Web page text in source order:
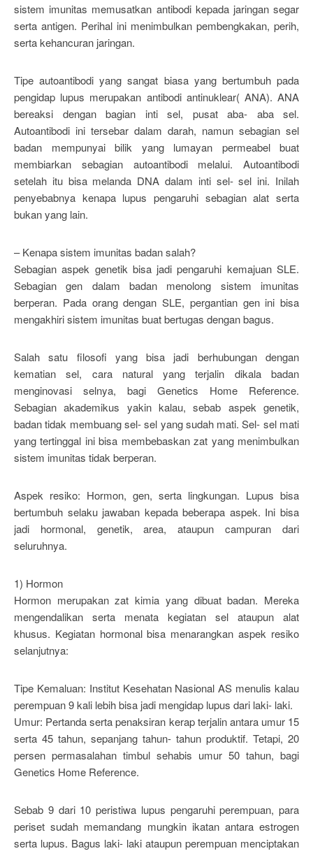
sistem imunitas memusatkan antibodi kepada jaringan segar
serta antigen. Perihal ini menimbulkan pembengkakan, perih,
serta kehancuran jaringan.
Tipe autoantibodi yang sangat biasa yang bertumbuh pada
pengidap lupus merupakan antibodi antinuklear( ANA). ANA
bereaksi dengan bagian inti sel, pusat aba- aba sel.
Autoantibodi ini tersebar dalam darah, namun sebagian sel
badan mempunyai bilik yang lumayan permeabel buat
membiarkan sebagian autoantibodi melalui. Autoantibodi
setelah itu bisa melanda DNA dalam inti sel- sel ini. Inilah
penyebabnya kenapa lupus pengaruhi sebagian alat serta
bukan yang lain.
– Kenapa sistem imunitas badan salah?
Sebagian aspek genetik bisa jadi pengaruhi kemajuan SLE.
Sebagian gen dalam badan menolong sistem imunitas
berperan. Pada orang dengan SLE, pergantian gen ini bisa
mengakhiri sistem imunitas buat bertugas dengan bagus.
Salah satu filosofi yang bisa jadi berhubungan dengan
kematian sel, cara natural yang terjalin dikala badan
menginovasi selnya, bagi Genetics Home Reference.
Sebagian akademikus yakin kalau, sebab aspek genetik,
badan tidak membuang sel- sel yang sudah mati. Sel- sel mati
yang tertinggal ini bisa membebaskan zat yang menimbulkan
sistem imunitas tidak berperan.
Aspek resiko: Hormon, gen, serta lingkungan. Lupus bisa
bertumbuh selaku jawaban kepada beberapa aspek. Ini bisa
jadi hormonal, genetik, area, ataupun campuran dari
seluruhnya.
1) Hormon
Hormon merupakan zat kimia yang dibuat badan. Mereka
mengendalikan serta menata kegiatan sel ataupun alat
khusus. Kegiatan hormonal bisa menarangkan aspek resiko
selanjutnya:
Tipe Kemaluan: Institut Kesehatan Nasional AS menulis kalau
perempuan 9 kali lebih bisa jadi mengidap lupus dari laki- laki.
Umur: Pertanda serta penaksiran kerap terjalin antara umur 15
serta 45 tahun, sepanjang tahun- tahun produktif. Tetapi, 20
persen permasalahan timbul sehabis umur 50 tahun, bagi
Genetics Home Reference.
Sebab 9 dari 10 peristiwa lupus pengaruhi perempuan, para
periset sudah memandang mungkin ikatan antara estrogen
serta lupus. Bagus laki- laki ataupun perempuan menciptakan